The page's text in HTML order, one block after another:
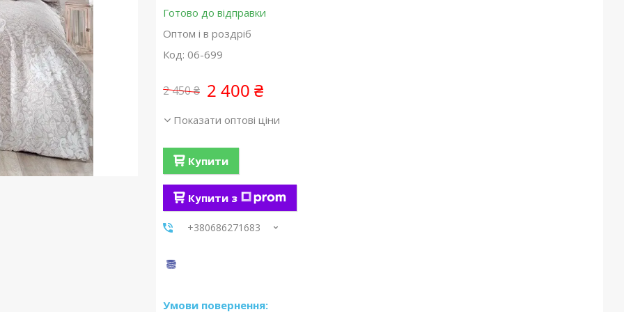
Готово до відправки
Оптом і в роздріб
Код: 06-699
2 450 ₴ 2 400 ₴
Показати оптові ціни
Купити
Купити з
+380686271683